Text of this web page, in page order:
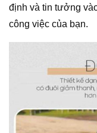
định và tin tưởng
công việc của bạn.